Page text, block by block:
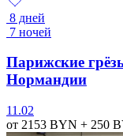
8 дней
7 ночей
Парижские
Нормандии
11.02
от 2153 BYN + 250